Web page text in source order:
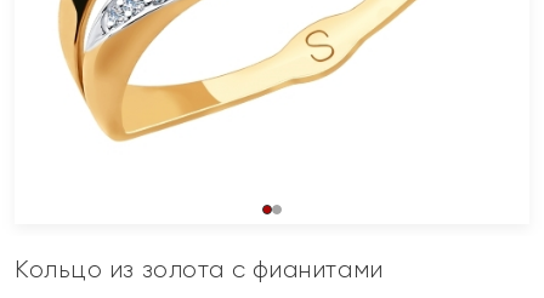
Кольцо из золота с фианитами